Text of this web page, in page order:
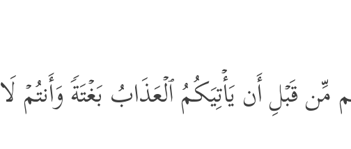
قَبۡلِ أَن یَأۡتِیَكُمُ ٱلۡعَذَابُ بَغۡتَةࣰ وَأَنتُمۡ لَا